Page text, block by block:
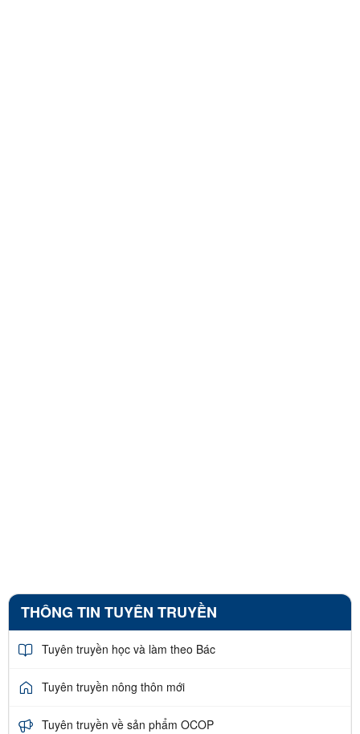
THÔNG TIN TUYÊN TRUYỀN
Tuyên truyền học và làm theo Bác
Tuyên truyền nông thôn mới
Tuyên truyền về sản phẩm OCOP